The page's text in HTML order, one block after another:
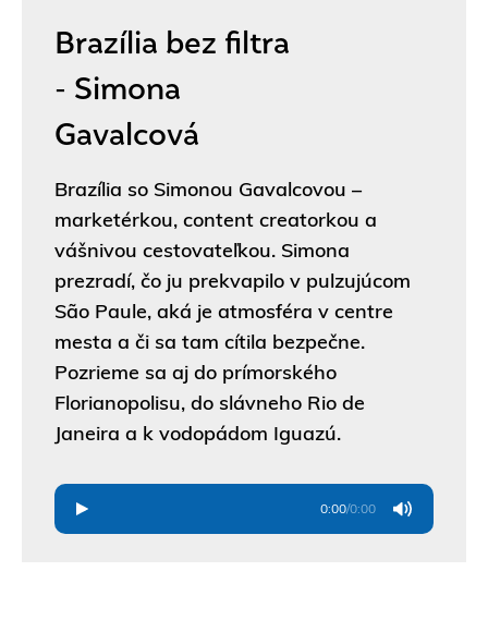
Brazília bez filtra
- Simona
Gavalcová
Brazília so Simonou Gavalcovou –
marketérkou, content creatorkou a
vášnivou cestovateľkou. Simona
prezradí, čo ju prekvapilo v pulzujúcom
São Paule, aká je atmosféra v centre
mesta a či sa tam cítila bezpečne.
Pozrieme sa aj do prímorského
Florianopolisu, do slávneho Rio de
Janeira a k vodopádom Iguazú.
0:00/0:00